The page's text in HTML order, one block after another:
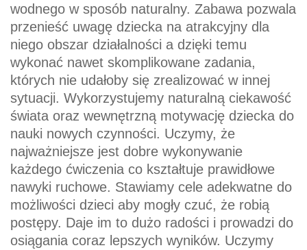
wodnego w sposób naturalny. Zabawa pozwala
przenieść uwagę dziecka na atrakcyjny dla
niego obszar działalności a dzięki temu
wykonać nawet skomplikowane zadania,
których nie udałoby się zrealizować w innej
sytuacji. Wykorzystujemy naturalną ciekawość
świata oraz wewnętrzną motywację dziecka do
nauki nowych czynności. Uczymy, że
najważniejsze jest dobre wykonywanie
każdego ćwiczenia co kształtuje prawidłowe
nawyki ruchowe. Stawiamy cele adekwatne do
możliwości dzieci aby mogły czuć, że robią
postępy. Daje im to dużo radości i prowadzi do
osiągania coraz lepszych wyników. Uczymy